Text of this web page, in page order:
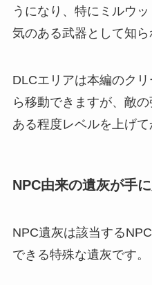
うになり、特にミルウ
気のある武器として知ら
DLCエリアは本編のク
ら移動できますが、敵
ある程度レベルを上げて
NPC由来の遺灰が手
NPC遺灰は該当する
できる特殊な遺灰です。